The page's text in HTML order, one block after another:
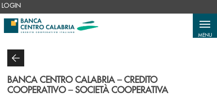
Salta al contenuto principale
LOGIN
MENU
BANCA CENTRO CALABRIA – CREDITO
COOPERATIVO – SOCIETÀ COOPERATIVA